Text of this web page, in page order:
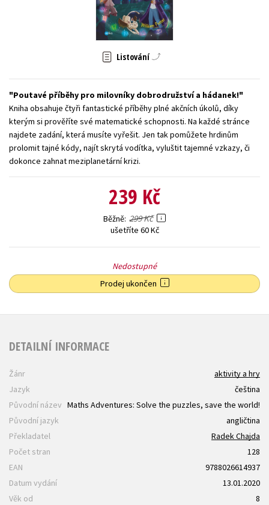
Zahraniční literatura
Listování
Poutavé příběhy pro milovníky dobrodružství a hádanek!
Kniha obsahuje čtyři fantastické příběhy plné akčních úkolů, díky
kterým si prověříte své matematické schopnosti. Na každé stránce
najdete zadání, která musíte vyřešit. Jen tak pomůžete hrdinům
prolomit tajné kódy, najít skrytá vodítka, vyluštit tajemné vzkazy, či
dokonce zahnat meziplanetární krizi.
239 Kč
Běžně 299 Kč
ušetříte 60 Kč
Nedostupné
Prodej ukončen
DETAILNÍ INFORMACE
Žánr
aktivity a hry
Jazyk
čeština
Původní název Maths Adventures: Solve the puzzles, save the world!
Původní jazyk
angličtina
Překladatel
Radek Chajda
Počet stran
128
EAN
9788026614937
Datum vydání
13.01.2020
Věk od
8